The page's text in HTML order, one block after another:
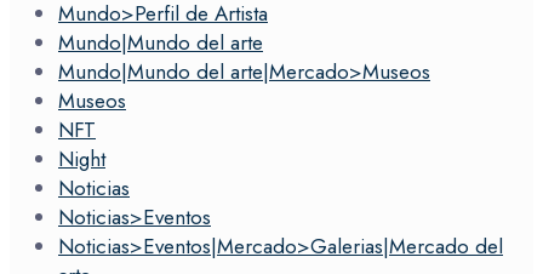
Mundo>Perfil de Artista
Mundo|Mundo del arte
Mundo|Mundo del arte|Mercado>Museos
Museos
NFT
Night
Noticias
Noticias>Eventos
Noticias>Eventos|Mercado>Galerias|Mercado del